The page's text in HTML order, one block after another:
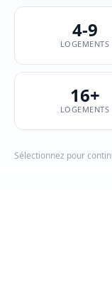
4-9
LOGEMENTS
16+
LOGEMENTS
Sélectionnez pour